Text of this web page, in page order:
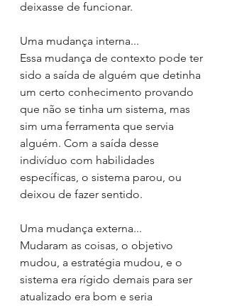
deixasse de funcionar.
Uma mudança interna...
Essa mudança de contexto pode ter
sido a saída de alguém que detinha
um certo conhecimento provando
que não se tinha um sistema, mas
sim uma ferramenta que servia
alguém. Com a saída desse
indivíduo com habilidades
específicas, o sistema parou, ou
deixou de fazer sentido.
Uma mudança externa...
Mudaram as coisas, o objetivo
mudou, a estratégia mudou, e o
sistema era rígido demais para ser
atualizado era bom e seria